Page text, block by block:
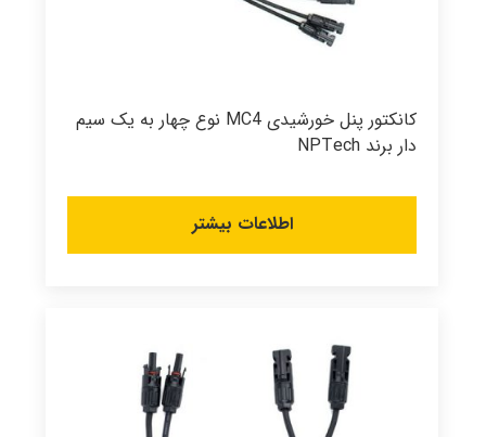
کانکتور پنل خورشیدی MC4 نوع چهار به یک سیم
دار برند NPTech
اطلاعات بیشتر